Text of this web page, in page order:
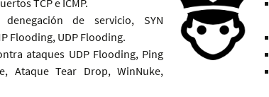
TCP e ICMP.
de servicio, SYN
Flooding, UDP Flooding.
ataques UDP Flooding, Ping
Ataque Tear Drop, WinNuke,